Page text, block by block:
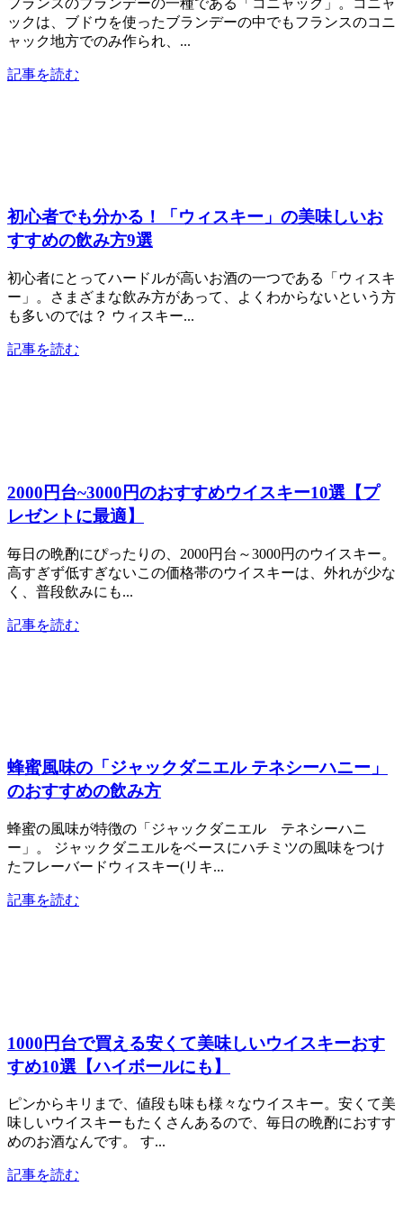
ックは、ブドウを使ったブランデーの中でもフランスのコニ
ャック地方でのみ作られ、...
記事を読む
初心者でも分かる！「ウィスキー」の美味しいお
すすめの飲み方9選
初心者にとってハードルが高いお酒の一つである「ウィスキ
ー」。さまざまな飲み方があって、よくわからないという方
も多いのでは？ ウィスキー...
記事を読む
2000円台~3000円のおすすめウイスキー10選【プ
レゼントに最適】
毎日の晩酌にぴったりの、2000円台～3000円のウイスキー。
高すぎず低すぎないこの価格帯のウイスキーは、外れが少な
く、普段飲みにも...
記事を読む
蜂蜜風味の「ジャックダニエル テネシーハニー」
のおすすめの飲み方
蜂蜜の風味が特徴の「ジャックダニエル テネシーハニ
ー」。 ジャックダニエルをベースにハチミツの風味をつけ
たフレーバードウィスキー(リキ...
記事を読む
1000円台で買える安くて美味しいウイスキーおす
すめ10選【ハイボールにも】
ピンからキリまで、値段も味も様々なウイスキー。安くて美
味しいウイスキーもたくさんあるので、毎日の晩酌におすす
めのお酒なんです。 す...
記事を読む